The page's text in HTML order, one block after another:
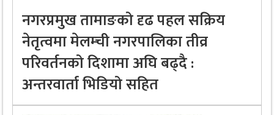
नगरप्रमुख तामाङको दृढ पहल सक्रिय
नेतृत्वमा मेलम्ची नगरपालिका तीव्र
परिवर्तनको दिशामा अघि बढ्दै :
अन्तरवार्ता भिडियो सहित